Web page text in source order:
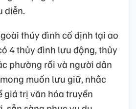
diễn.
thủy đình cố định tại ao
4 thủy đình lưu động, thủy
phường rối và người dân
muốn lưu giữ, nhắc
giá trị văn hóa truyền